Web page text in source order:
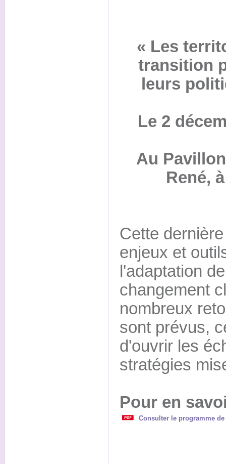
« Les
transition
leurs
Le 2
Au
René,
Cette
enjeux et
l'adaptation
changement
nombreux
sont prévus,
d'ouvrir les
stratégies
Pour en
Consulter le programme